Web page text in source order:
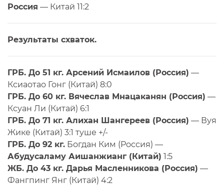
Россия — Китай 11:2
Результаты схваток.
ГРБ. До 51 кг. Арсений Исмаилов (Россия) —
Ксиаотао Гонг (Китай) 8:0
ГРБ. До 60 кг. Вячеслав Мнацаканян (Россия) —
Ксуан Ли (Китай) 6:1
ГРБ. До 71 кг. Алихан Шангереев (Россия) — Вуя
Жике (Китай) 3:1 туше +/-
ГРБ. До 92 кг. Богдан Ким (Россия) —
Абудусаламу Аишанжианг (Китай) 1:5
ЖБ. До 43 кг. Дарья Масленникова (Россия) —
Фангпинг Янг (Китай) 4:2